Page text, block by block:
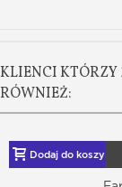
KLIENCI
RÓWNIEŻ:
Dodaj do koszyka